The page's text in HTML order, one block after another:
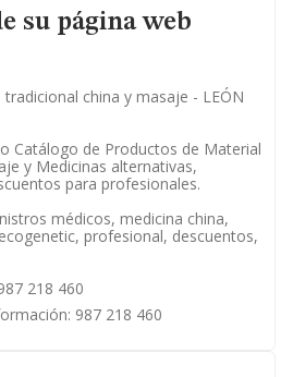
web
su página web
china y masaje - LEÓN
Catálogo de Productos de Material
y Medicinas alternativas,
para profesionales.
médicos, medicina china,
profesional, descuentos,
218 460
987 218 460